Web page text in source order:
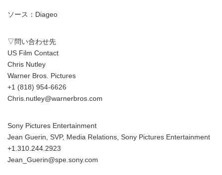
ソース：Diageo
▽問い合わせ先
US Film Contact
Chris Nutley
Warner Bros. Pictures
+1 (818) 954-6626
Chris.nutley@warnerbros.com
Sony Pictures Entertainment
Jean Guerin, SVP, Media Relations, Sony Pictures Entertainment
+1.310.244.2923
Jean_Guerin@spe.sony.com